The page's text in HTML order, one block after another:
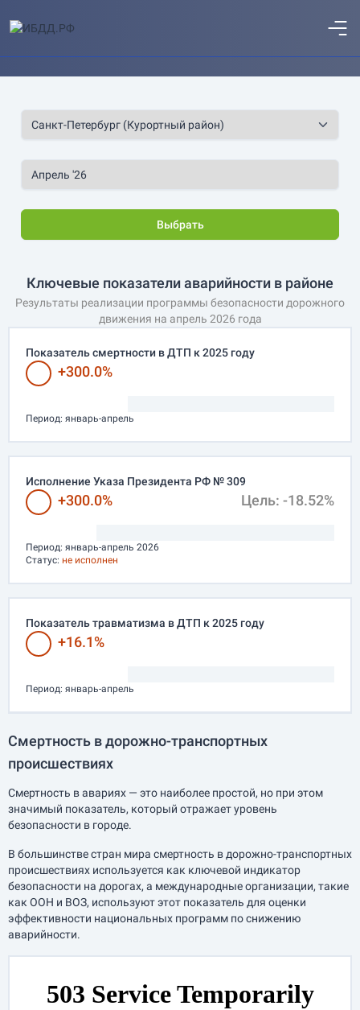
Выбрать
Ключевые показатели аварийности в районе
Результаты реализации программы безопасности дорожного
движения на апрель 2026 года
Показатель смертности в ДТП к 2025 году
+300.0%
Период: январь-апрель
Исполнение Указа Президента РФ № 309
+300.0% Цель: -18.52%
Период: январь-апрель 2026
Статус: не исполнен
Показатель травматизма в ДТП к 2025 году
+16.1%
Период: январь-апрель
Смертность в дорожно-транспортных
происшествиях
Смертность в авариях — это наиболее простой, но при этом
значимый показатель, который отражает уровень
безопасности в городе.
В большинстве стран мира смертность в дорожно-транспортных
происшествиях используется как ключевой индикатор
безопасности на дорогах, а международные организации, такие
как ООН и ВОЗ, используют этот показатель для оценки
эффективности национальных программ по снижению
аварийности.